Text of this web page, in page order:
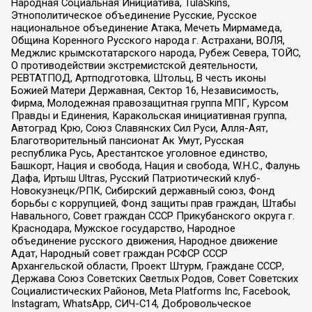
Народная Социальная Инициатива, TulaSkins,
Этнополитическое объединение Русские, Русское
национальное объединение Атака, Мечеть Мирмамеда,
Община Коренного Русского народа г. Астрахани, ВОЛЯ,
Меджлис крымскотатарского народа, Рубеж Севера, ТОЙС,
О противодействии экстремистской деятельности,
РЕВТАТПОД, Артподготовка, Штольц, В честь иконы
Божией Матери Державная, Сектор 16, Независимость,
Фирма, Молодежная правозащитная группа МПГ, Курсом
Правды и Единения, Каракольская инициативная группа,
Автоград Крю, Союз Славянских Сил Руси, Алля-Аят,
Благотворительный пансионат Ак Умут, Русская
республика Русь, Арестантское уголовное единство,
Башкорт, Нация и свобода, Нация и свобода, W.H.С., Фалунь
Дафа, Иртыш Ultras, Русский Патриотический клуб-
Новокузнецк/РПК, Сибирский державный союз, Фонд
борьбы с коррупцией, Фонд защиты прав граждан, Штабы
Навального, Совет граждан СССР Прикубанского округа г.
Краснодара, Мужское государство, Народное
объединение русского движения, Народное движение
Адат, Народный совет граждан РСФСР СССР
Архангельской области, Проект Штурм, Граждане СССР,
Держава Союз Советских Светлых Родов, Совет Советских
Социалистических Районов, Meta Platforms Inc, Facebook,
Instagram, WhatsApp, СИЧ-С14, Добровольческое